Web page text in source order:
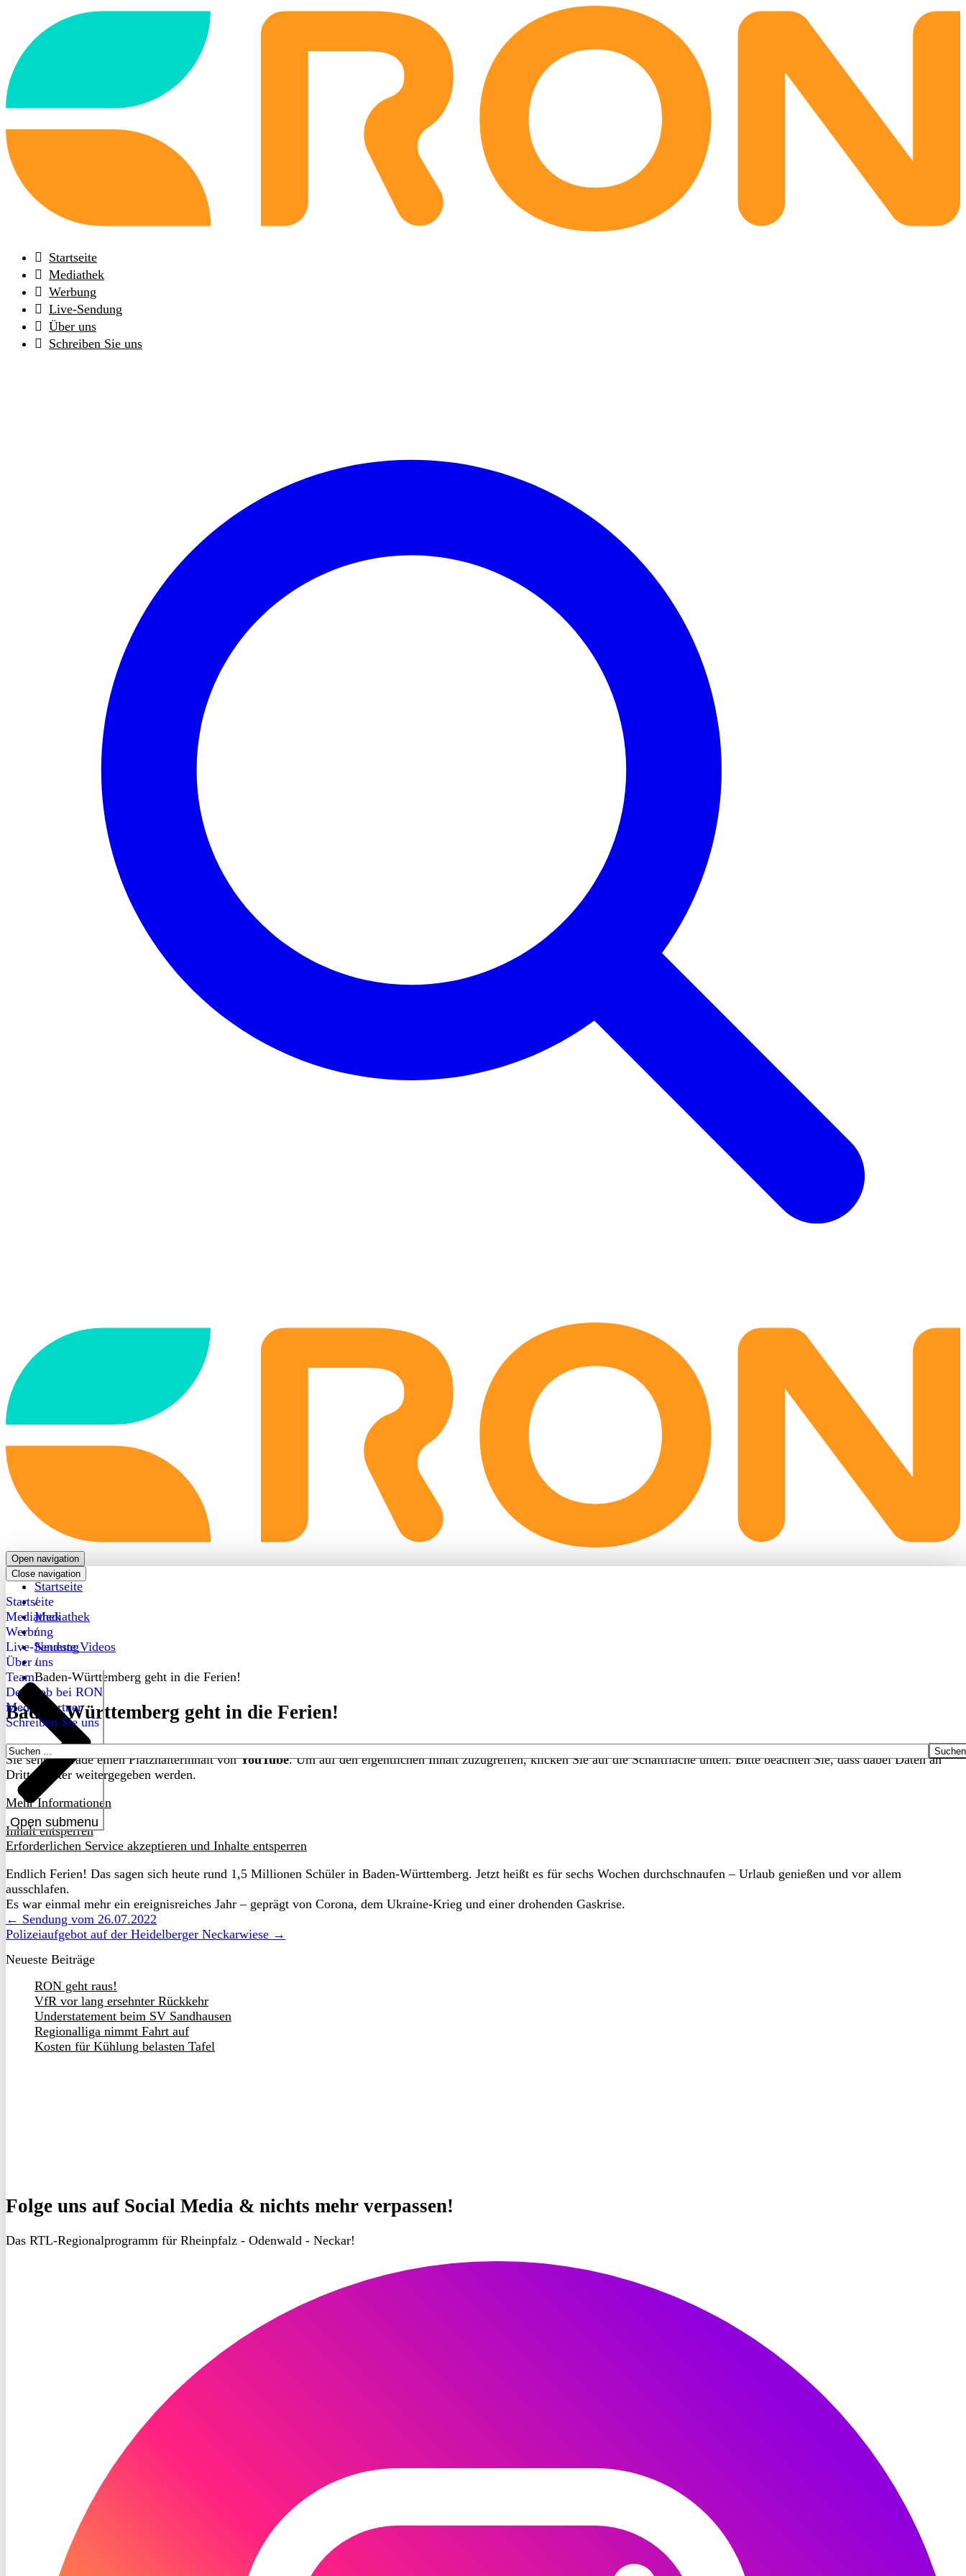
frontpage
Startseite
Mediathek
Werbung
Live-Sendung
Über uns
Schreiben Sie uns
frontpage
Open navigation
Close navigation
Startseite
Mediathek
Werbung
Live-Sendung
Über uns
Open submenu
Team
Dein Job bei RON
Medienpartner
Schreiben Sie uns
Suchen
nach:
Startseite
/
Mediathek
/
Neueste Videos
/
Baden-Württemberg geht in die Ferien!
Baden-Württemberg geht in die Ferien!
Sie sehen gerade einen Platzhalterinhalt vonYouTube. Um auf den eigentlichen Inhalt zuzugreifen, klicken Sie auf die Schaltfläche unten. Bitte beachten Sie, dass dabei Daten an
Drittanbieter weitergegeben werden.
Mehr Informationen
Inhalt entsperren
Erforderlichen Service akzeptieren und Inhalte entsperren
Endlich Ferien! Das sagen sich heute rund 1,5 Millionen Schüler in Baden-Württemberg. Jetzt heißt es für sechs Wochen durchschnaufen – Urlaub genießen und vor allem
ausschlafen.
Es war einmal mehr ein ereignisreiches Jahr – geprägt von Corona, dem Ukraine-Krieg und einer drohenden Gaskrise.
← Sendung vom 26.07.2022
Polizeiaufgebot auf der Heidelberger Neckarwiese →
Neueste Beiträge
RON geht raus!
VfR vor lang ersehnter Rückkehr
Understatement beim SV Sandhausen
Regionalliga nimmt Fahrt auf
Kosten für Kühlung belasten Tafel
Folge uns auf Social Media & nichts mehr verpassen!
Das RTL-Regionalprogramm für Rheinpfalz - Odenwald - Neckar!